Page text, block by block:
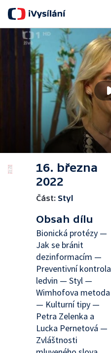
16. března
2022
Část: Styl
Obsah dílu
Bionická protézy —
Jak se bránit
dezinformacím —
Preventivní kontrola
ledvin — Styl —
Wimhofova metoda
— Kulturní tipy —
Petra Zelenka a
Lucka Pernetová —
Zvláštnosti